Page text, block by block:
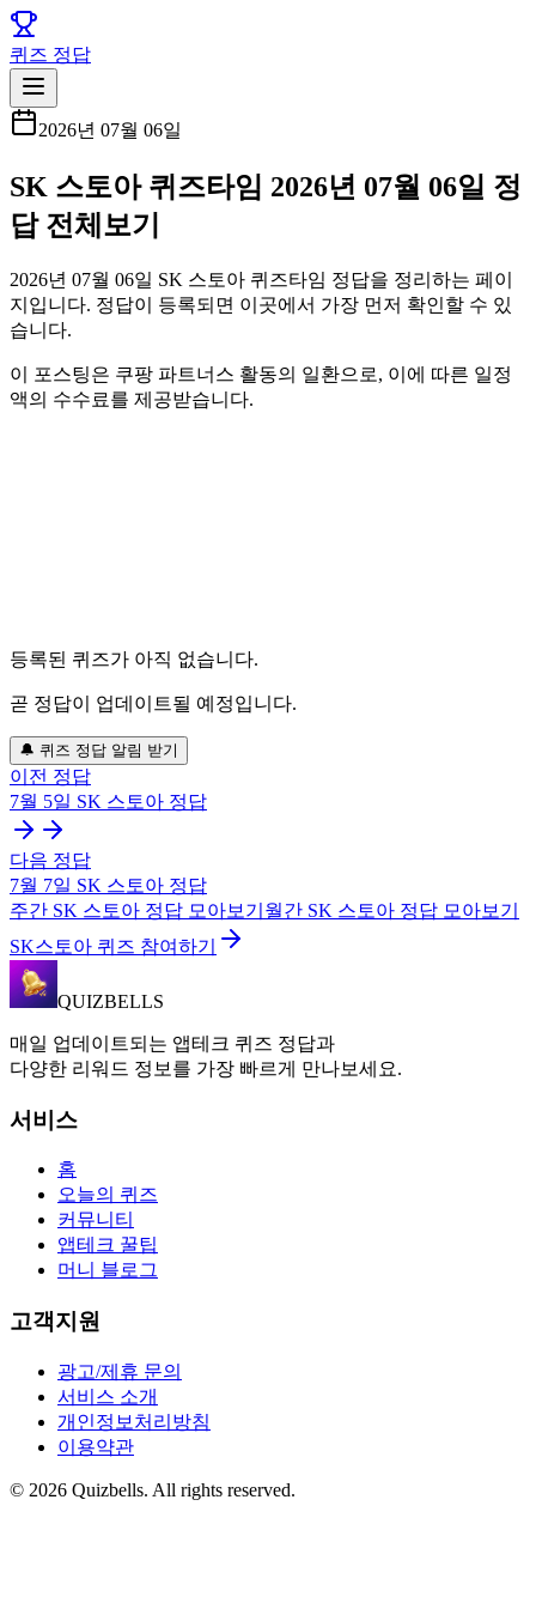
퀴즈 정답
2026년 07월 06일
SK 스토아 퀴즈타임 2026년 07월 06일 정
답 전체보기
2026년 07월 06일 SK 스토아 퀴즈타임 정답을 정리하는 페이
지입니다. 정답이 등록되면 이곳에서 가장 먼저 확인할 수 있
습니다.
이 포스팅은 쿠팡 파트너스 활동의 일환으로, 이에 따른 일정
액의 수수료를 제공받습니다.
등록된 퀴즈가 아직 없습니다.
곧 정답이 업데이트될 예정입니다.
🔔 퀴즈 정답 알림 받기
이전 정답
7월 5일 SK 스토아 정답
다음 정답
7월 7일 SK 스토아 정답
주간 SK 스토아 정답 모아보기 월간 SK 스토아 정답 모아보기
SK스토아 퀴즈 참여하기
QUIZBELLS
매일 업데이트되는 앱테크 퀴즈 정답과
다양한 리워드 정보를 가장 빠르게 만나보세요.
서비스
홈
오늘의 퀴즈
커뮤니티
앱테크 꿀팁
머니 블로그
고객지원
광고/제휴 문의
서비스 소개
개인정보처리방침
이용약관
© 2026 Quizbells. All rights reserved.